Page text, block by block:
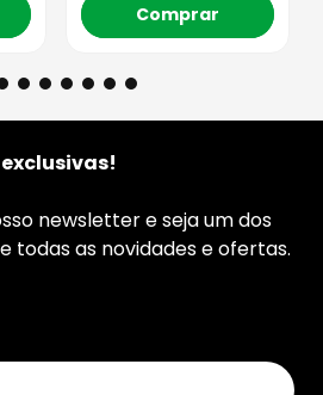
Comprar
newsletter e seja um dos
todas as novidades e ofertas.